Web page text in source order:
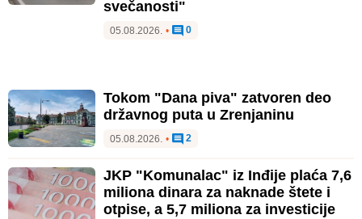
svečanosti"
05.08.2026. • 0
Tokom "Dana piva" zatvoren deo
državnog puta u Zrenjaninu
05.08.2026. • 2
JKP "Komunalac" iz Inđije plaća 7,6
miliona dinara za naknade štete i
otpise, a 5,7 miliona za investicije